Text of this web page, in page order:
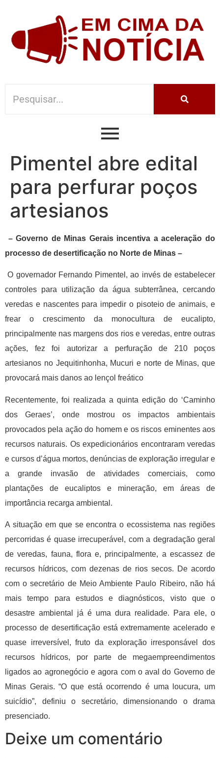
Pimentel abre edital
para perfurar poços
artesianos
– Governo de Minas Gerais incentiva a aceleração do
processo de desertificação no Norte de Minas –
O governador Fernando Pimentel, ao invés de estabelecer
controles para utilização da água subterrânea, cercando
veredas e nascentes para impedir o pisoteio de animais, e
frear o crescimento da monocultura de eucalipto,
principalmente nas margens dos rios e veredas, entre outras
ações, fez foi autorizar a perfuração de 210 poços
artesianos no Jequitinhonha, Mucuri e norte de Minas, que
provocará mais danos ao lençol freático
Recentemente, foi realizada a quinta edição do ‘Caminho
dos Geraes’, onde mostrou os impactos ambientais
provocados pela ação do homem e os riscos eminentes aos
recursos naturais. Os expedicionários encontraram veredas
e cursos d’água mortos, denúncias de exploração irregular e
a grande invasão de atividades comerciais, como
plantações de eucaliptos e mineração, em áreas de
importância recarga ambiental.
A situação em que se encontra o ecossistema nas regiões
percorridas é quase irrecuperável, com a degradação geral
de veredas, fauna, flora e, principalmente, a escassez de
recursos hídricos, com dezenas de rios secos. De acordo
com o secretário de Meio Ambiente Paulo Ribeiro, não há
mais tempo para estudos e diagnósticos, visto que o
desastre ambiental já é uma dura realidade. Para ele, o
processo de desertificação está extremamente acelerado e
quase irreversível, fruto da exploração irresponsável dos
recursos hídricos, por parte de megaempreendimentos
ligados ao agronegócio e agora com o aval do Governo de
Minas Gerais. “O que está ocorrendo é uma loucura, um
suicídio”, definiu o secretário, dimensionando o drama
presenciado.
Deixe um comentário